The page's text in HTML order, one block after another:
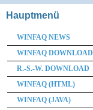
Hauptmenü
WINFAQ NEWS
WINFAQ DOWNLOAD
R.-S.-W. DOWNLOAD
WINFAQ (HTML)
WINFAQ (JAVA)